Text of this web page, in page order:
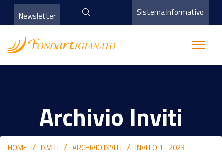
Newsletter Sistema Informativo
Archivio Inviti
HOME INVITI ARCHIVIO INVITI
INVITO 1 - 2023